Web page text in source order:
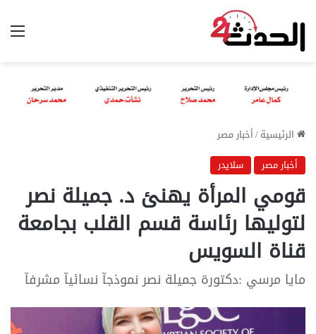
الرئيسية/أخبار مصر
أخبار مصر
سلايدر
قومي المرأة يهنئ د. جميلة نصر
لتوليها رئاسة قسم القلب بجامعة
قناة السويس
مايا مرسي :دكتورة جميلة نصر نموذجآ نسائيآ مشرفآ